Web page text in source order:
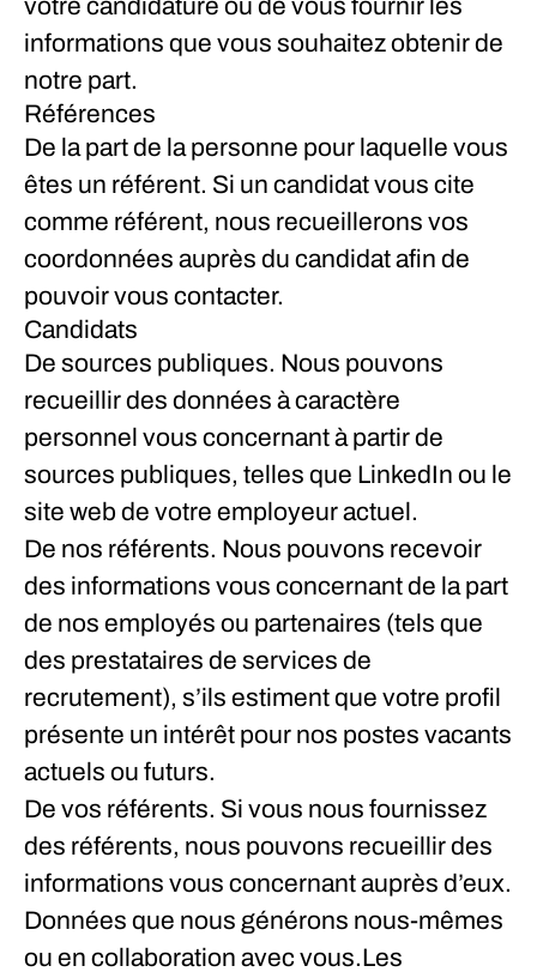
votre candidature ou de vous fournir les
informations que vous souhaitez obtenir de
notre part.
Références
De la part de la personne pour laquelle vous
êtes un référent. Si un candidat vous cite
comme référent, nous recueillerons vos
coordonnées auprès du candidat afin de
pouvoir vous contacter.
Candidats
De sources publiques. Nous pouvons
recueillir des données à caractère
personnel vous concernant à partir de
sources publiques, telles que LinkedIn ou le
site web de votre employeur actuel.
De nos référents. Nous pouvons recevoir
des informations vous concernant de la part
de nos employés ou partenaires (tels que
des prestataires de services de
recrutement), s’ils estiment que votre profil
présente un intérêt pour nos postes vacants
actuels ou futurs.
De vos référents. Si vous nous fournissez
des référents, nous pouvons recueillir des
informations vous concernant auprès d’eux.
Données que nous générons nous-mêmes
ou en collaboration avec vous.Les